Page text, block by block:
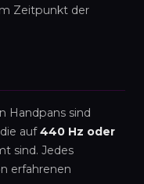
Zeitpunkt der
Handpans sind
auf440 Hz oder
sind. Jedes
erfahrenen